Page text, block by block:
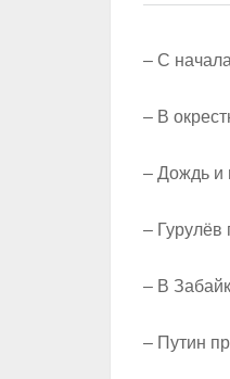
– С
– В
– Дождь и
– Гурулёв
– В
– Путин